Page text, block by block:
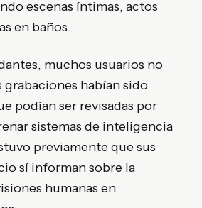
escenas íntimas, actos
en baños.
muchos usuarios no
grabaciones habían sido
podían ser revisadas por
sistemas de inteligencia
previamente que sus
sí informan sobre la
humanas en